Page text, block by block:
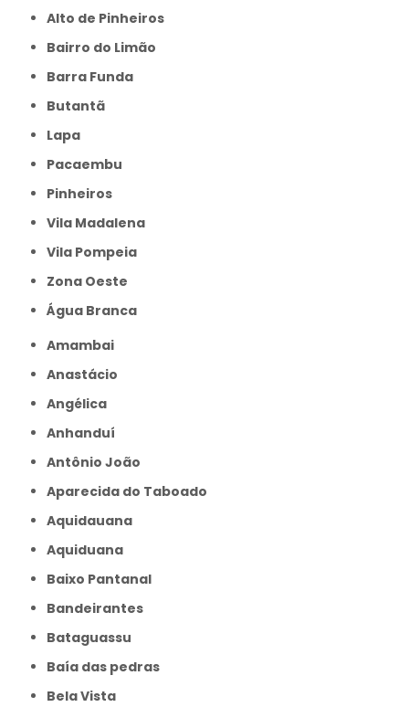
Alto de Pinheiros
Bairro do Limão
Barra Funda
Butantã
Lapa
Pacaembu
Pinheiros
Vila Madalena
Vila Pompeia
Zona Oeste
Água Branca
Amambai
Anastácio
Angélica
Anhanduí
Antônio João
Aparecida do Taboado
Aquidauana
Aquiduana
Baixo Pantanal
Bandeirantes
Bataguassu
Baía das pedras
Bela Vista